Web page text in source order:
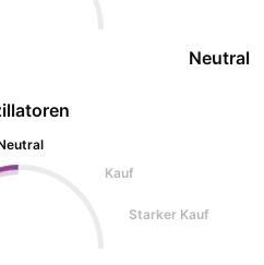
Kauf
Starker Kauf
Neutral